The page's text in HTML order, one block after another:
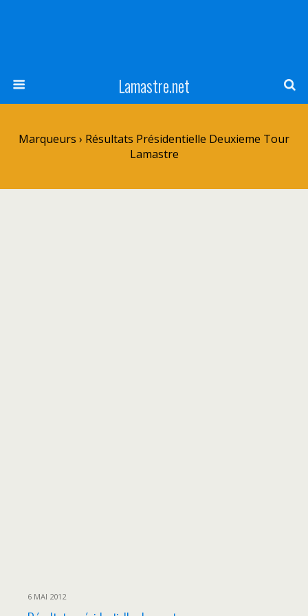
Lamastre.net
Marqueurs › Résultats Présidentielle Deuxieme Tour
Lamastre
6 MAI 2012